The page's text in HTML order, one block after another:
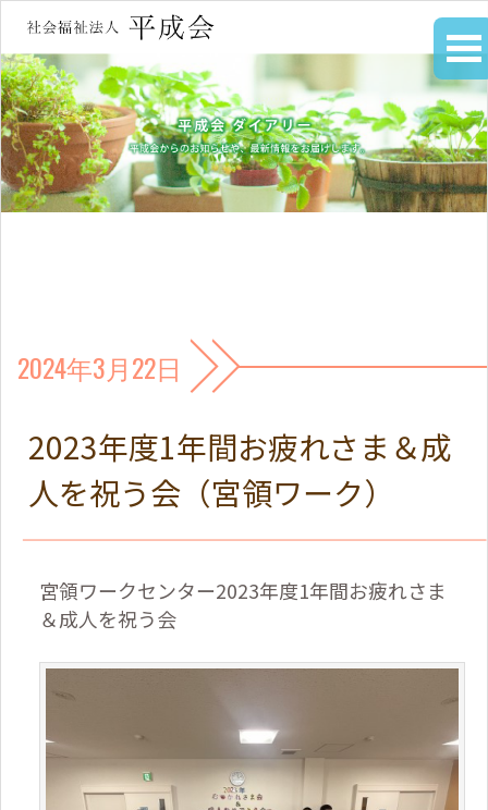
2024年3月22日
2023年度1年間お疲れさま＆成
人を祝う会（宮領ワーク）
宮領ワークセンター2023年度1年間お疲れさま
＆成人を祝う会